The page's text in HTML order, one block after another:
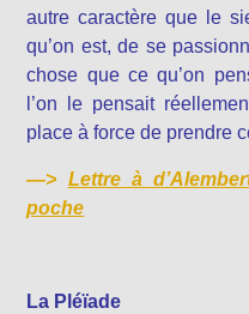
autre caractère que le
qu’on est, de se
chose que ce qu’on
l’on le pensait
place à force de prendre
—> Lettre à
poche
La Pléïade